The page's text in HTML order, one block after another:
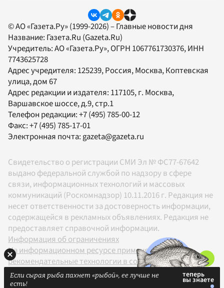
© АО «Газета.Ру» (1999-2026) – Главные новости дня
Название: Газета.Ru (Gazeta.Ru)
Учредитель:АО «Газета.Ру», ОГРН 1067761730376, ИНН
7743625728
Адрес учредителя: 125239, Россия, Москва, Коптевская
улица, дом 67
Адрес редакции и издателя: 117105, г. Москва,
Варшавское шоссе, д.9, стр.1
Телефон редакции:+7 (495) 785-00-12
Факс:+7 (495) 785-17-01
Электронная почта:gazeta@gazeta.ru
Свидетельство о регистрации СМИ Эл № ФС77-67642
выдано федеральной службой по надзору в сфере
связи, информационных технологий и массовых
коммуникаций (Роскомнадзор) 10.11.2016 г. Редакция не
несет ответственности за достоверность информации,
содержащейся в рекламных объявлениях. Редакция не
предоставляет справочной информации.
Информация об ограничениях
На информационном ресурсе применяются
рекомендательные технологии в соответствии с
Правилами
Если сырая рыба пахнет «рыбой», ее лучше не
есть!